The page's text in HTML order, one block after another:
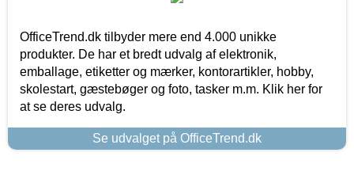
OfficeTrend.dk tilbyder mere end 4.000 unikke
produkter. De har et bredt udvalg af elektronik,
emballage, etiketter og mærker, kontorartikler, hobby,
skolestart, gæstebøger og foto, tasker m.m. Klik her for
at se deres udvalg.
Se udvalget på OfficeTrend.dk